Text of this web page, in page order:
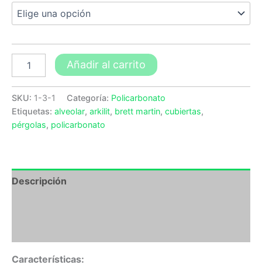
Añadir al carrito
SKU: 1-3-1 Categoría: Policarbonato
Etiquetas: alveolar, arkilit, brett martin, cubiertas,
pérgolas, policarbonato
Descripción
Características: